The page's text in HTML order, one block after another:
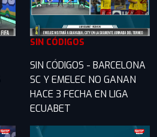
SIN CÓDIGOS
SIN CÓDIGOS - BARCELONA
SC Y EMELEC NO GANAN
HACE 3 FECHA EN LIGA
ECUABET